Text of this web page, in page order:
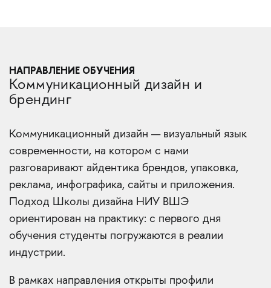
НАПРАВЛЕНИЕ ОБУЧЕНИЯ
Коммуникационный дизайн и
брендинг
Коммуникационный дизайн — визуальный язык
современности, на котором с нами
разговаривают айдентика брендов, упаковка,
реклама, инфографика, сайты и приложения.
Подход Школы дизайна НИУ ВШЭ
ориентирован на практику: с первого дня
обучения студенты погружаются в реалии
индустрии.
В рамках направления открыты профили